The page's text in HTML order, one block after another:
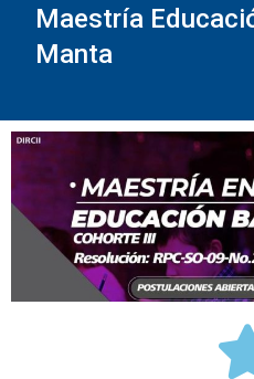
Maestría
Manta